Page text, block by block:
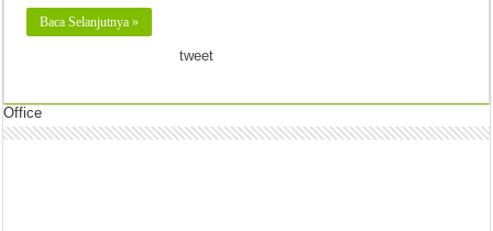
Baca Selanjutnya »
tweet
Office